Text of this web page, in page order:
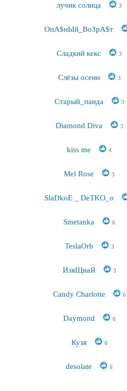
лучик солнца 3
ОпА$нЫй_ВоЗрА$т
Сладкий кекс 3
Слёзы осени 3
Старый_панда 3
Diamond Diva 3
kiss me 4
Mel Rose 3
SlaDkoE _ DeTKO_o
Smetanka 6
TeslaOrb 3
ИзяЩнаЯ 3
Candy Charlotte 6
Daymond 6
Кузя 6
desolate 6